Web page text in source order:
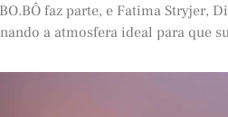
faz parte, e Fatima Stryjer,
a atmosfera ideal para que